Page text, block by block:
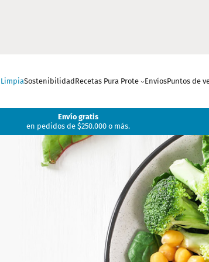
SostenibilidadRecetas Pura Prote EnvíosPuntos de
Envío gratis
en pedidos de $250.000 o más.